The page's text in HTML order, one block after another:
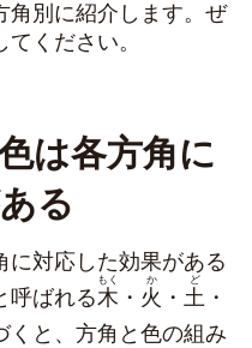
角別に紹介します。ぜ
ください。
は各方角に
る
に対応した効果がある
呼ばれる木
もく
・ 火
か
・土
ど
・
くと、方角と色の組み